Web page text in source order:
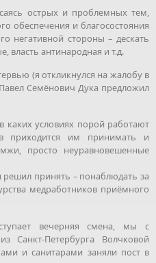
острых и проблемных тем,
обеспечения и благосостояния
негативной стороны – дескать
власть антинародная и т.д.
(я откликнулся на жалобу в
Семёнович Дука предложил
каких условиях порой работают
приходится им принимать и
просто неуравновешенные
принять – понаблюдать за
медработников приёмного
вечерняя смена, мы с
Санкт-Петербурга Волчковой
и санитарами заняли пост в